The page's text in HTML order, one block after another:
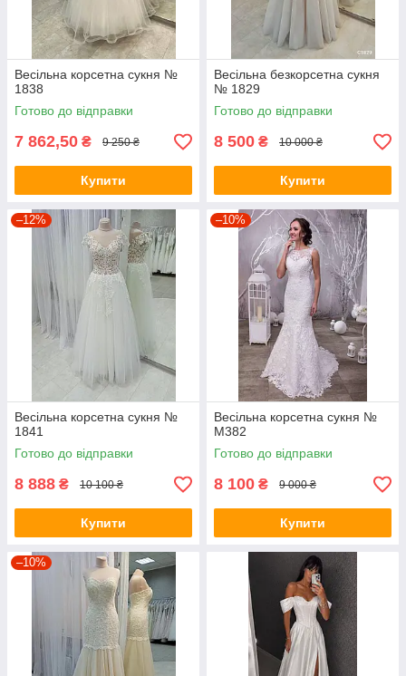
Весільна корсетна сукня №
1838
Готово до відправки
7 862,50 ₴ 9 250 ₴
Купити
Весільна безкорсетна сукня
№ 1829
Готово до відправки
8 500 ₴ 10 000 ₴
Купити
–12%
Весільна корсетна сукня №
1841
Готово до відправки
8 888 ₴ 10 100 ₴
Купити
–10%
Весільна корсетна сукня №
M382
Готово до відправки
8 100 ₴ 9 000 ₴
Купити
–10%